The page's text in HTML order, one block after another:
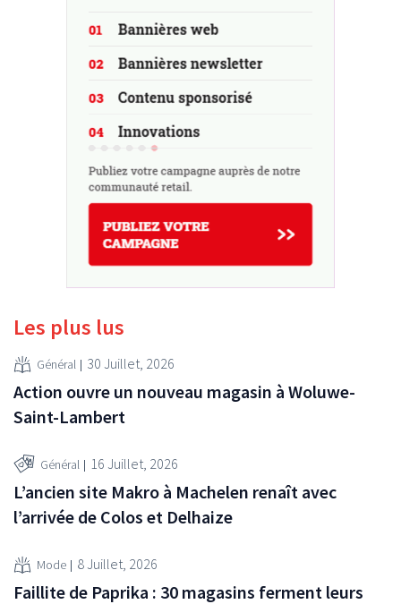
Les plus lus
Général 30 Juillet, 2026
Action ouvre un nouveau magasin à Woluwe-
Saint-Lambert
Général 16 Juillet, 2026
L’ancien site Makro à Machelen renaît avec
l’arrivée de Colos et Delhaize
Mode 8 Juillet, 2026
Faillite de Paprika : 30 magasins ferment leurs